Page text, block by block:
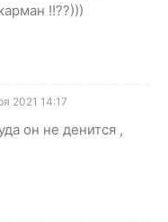
!!??)))
2021 14:17
он не денится ,